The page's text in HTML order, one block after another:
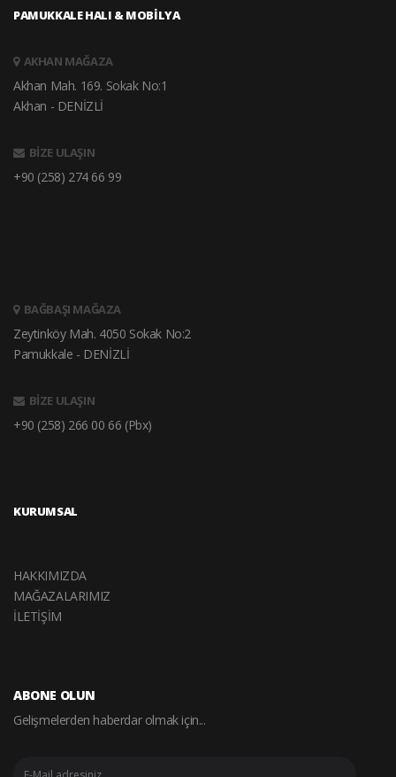
PAMUKKALE HALI & MOBİLYA
AKHAN MAĞAZA
Akhan Mah. 169. Sokak No:1
Akhan - DENİZLİ
BİZE ULAŞIN
+90 (258) 274 66 99
BAĞBAŞI MAĞAZA
Zeytinköy Mah. 4050 Sokak No:2
Pamukkale - DENİZLİ
BİZE ULAŞIN
+90 (258) 266 00 66 (Pbx)
KURUMSAL
HAKKIMIZDA
MAĞAZALARIMIZ
İLETİŞİM
ABONE OLUN
Gelişmelerden haberdar olmak için...